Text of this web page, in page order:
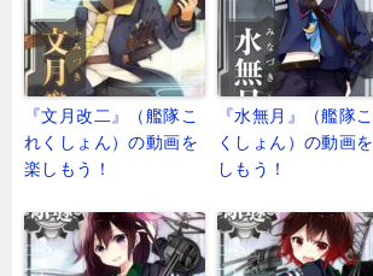
『文月改二』（艦隊こ
れくしょん）の動画を
楽しもう！
『水無月』（艦隊
くしょん）の動画
しもう！